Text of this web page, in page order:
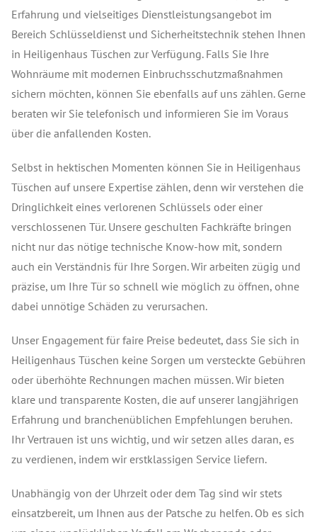
Erfahrung und vielseitiges Dienstleistungsangebot im
Bereich Schlüsseldienst und Sicherheitstechnik stehen Ihnen
in Heiligenhaus Tüschen zur Verfügung. Falls Sie Ihre
Wohnräume mit modernen Einbruchsschutzmaßnahmen
sichern möchten, können Sie ebenfalls auf uns zählen. Gerne
beraten wir Sie telefonisch und informieren Sie im Voraus
über die anfallenden Kosten.
Selbst in hektischen Momenten können Sie in Heiligenhaus
Tüschen auf unsere Expertise zählen, denn wir verstehen die
Dringlichkeit eines verlorenen Schlüssels oder einer
verschlossenen Tür. Unsere geschulten Fachkräfte bringen
nicht nur das nötige technische Know-how mit, sondern
auch ein Verständnis für Ihre Sorgen. Wir arbeiten zügig und
präzise, um Ihre Tür so schnell wie möglich zu öffnen, ohne
dabei unnötige Schäden zu verursachen.
Unser Engagement für faire Preise bedeutet, dass Sie sich in
Heiligenhaus Tüschen keine Sorgen um versteckte Gebühren
oder überhöhte Rechnungen machen müssen. Wir bieten
klare und transparente Kosten, die auf unserer langjährigen
Erfahrung und branchenüblichen Empfehlungen beruhen.
Ihr Vertrauen ist uns wichtig, und wir setzen alles daran, es
zu verdienen, indem wir erstklassigen Service liefern.
Unabhängig von der Uhrzeit oder dem Tag sind wir stets
einsatzbereit, um Ihnen aus der Patsche zu helfen. Ob es sich